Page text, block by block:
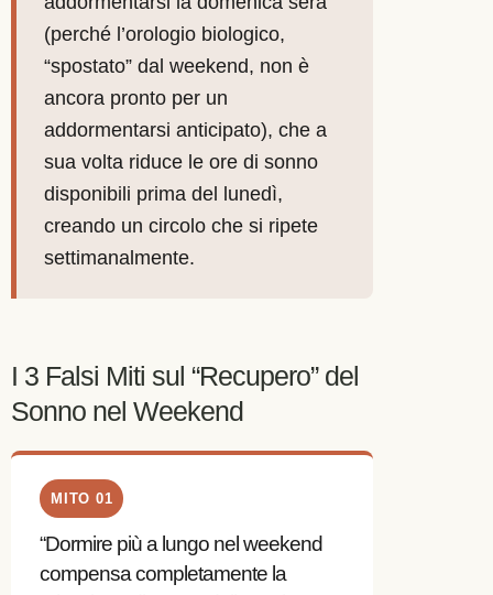
(perché l’orologio biologico,
“spostato” dal weekend, non è
ancora pronto per un
addormentarsi anticipato), che a
sua volta riduce le ore di sonno
disponibili prima del lunedì,
creando un circolo che si ripete
settimanalmente.
I 3 Falsi Miti sul “Recupero” del
Sonno nel Weekend
MITO 01
“Dormire più a lungo nel weekend
compensa completamente la